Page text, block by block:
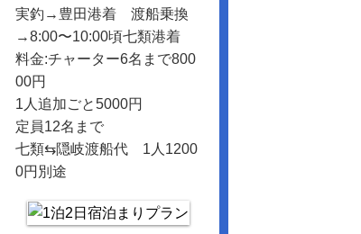
実釣→豊田港着 渡船乗換
→8:00〜10:00頃七類港着
料金:チャーター6名まで800
00円
1人追加ごと5000円
定員12名まで
七類⇆隠岐渡船代 1人1200
0円別途